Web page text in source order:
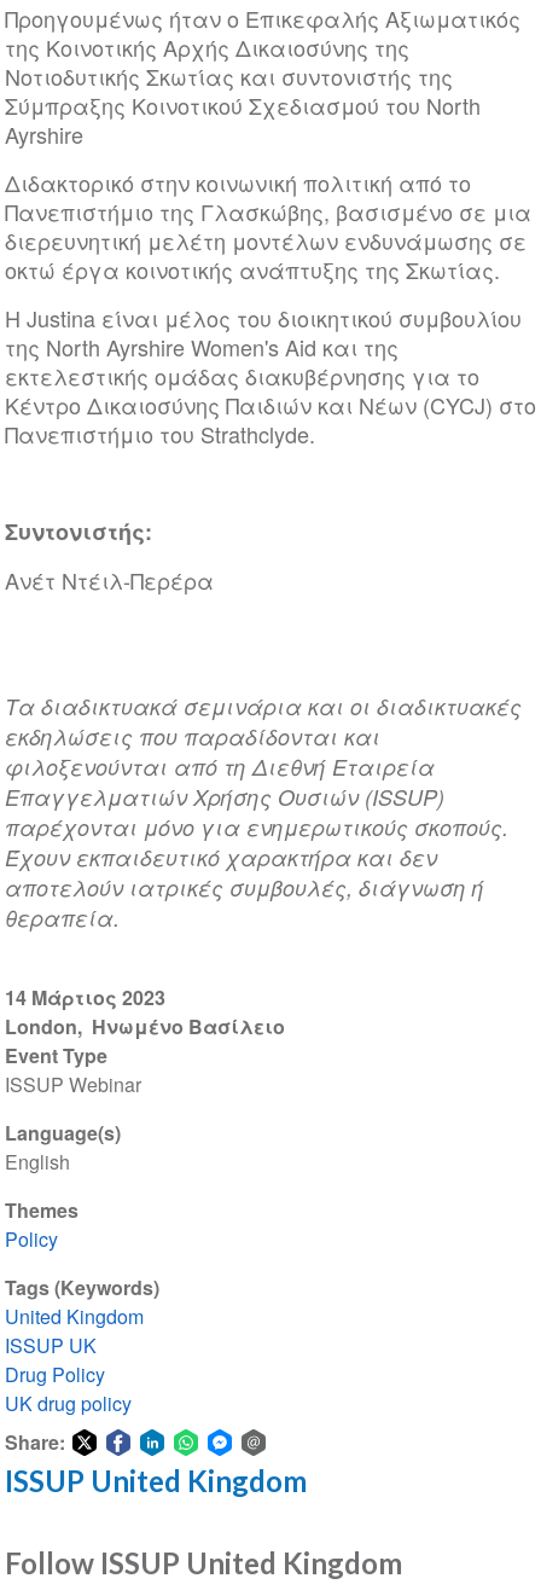
14 Μάρτιος 2023
London
Ηνωμένο Βασίλειο
Event Type
ISSUP Webinar
Language(s)
English
Themes
Policy
Tags (Keywords)
United Kingdom
ISSUP UK
Drug Policy
UK drug policy
Share:
ShareShareShareShareShare
Messenger
Share
Προηγουμένως ήταν ο Επικεφαλής Αξιωματικός
της Κοινοτικής Αρχής Δικαιοσύνης της
Νοτιοδυτικής Σκωτίας και συντονιστής της
Σύμπραξης Κοινοτικού Σχεδιασμού του North
Ayrshire
Διδακτορικό στην κοινωνική πολιτική από το
Πανεπιστήμιο της Γλασκώβης, βασισμένο σε μια
διερευνητική μελέτη μοντέλων ενδυνάμωσης σε
οκτώ έργα κοινοτικής ανάπτυξης της Σκωτίας.
Η Justina είναι μέλος του διοικητικού συμβουλίου
της North Ayrshire Women's Aid και της
εκτελεστικής ομάδας διακυβέρνησης για το
Κέντρο Δικαιοσύνης Παιδιών και Νέων (CYCJ) στο
Πανεπιστήμιο του Strathclyde.
Συντονιστής:
Ανέτ Ντέιλ-Περέρα
Τα διαδικτυακά σεμινάρια και οι διαδικτυακές
εκδηλώσεις που παραδίδονται και
φιλοξενούνται από τη Διεθνή Εταιρεία
Επαγγελματιών Χρήσης Ουσιών (ISSUP)
παρέχονται μόνο για ενημερωτικούς σκοπούς.
Έχουν εκπαιδευτικό χαρακτήρα και δεν
αποτελούν ιατρικές συμβουλές, διάγνωση ή
θεραπεία.
ISSUP United Kingdom
Follow ISSUP United Kingdom